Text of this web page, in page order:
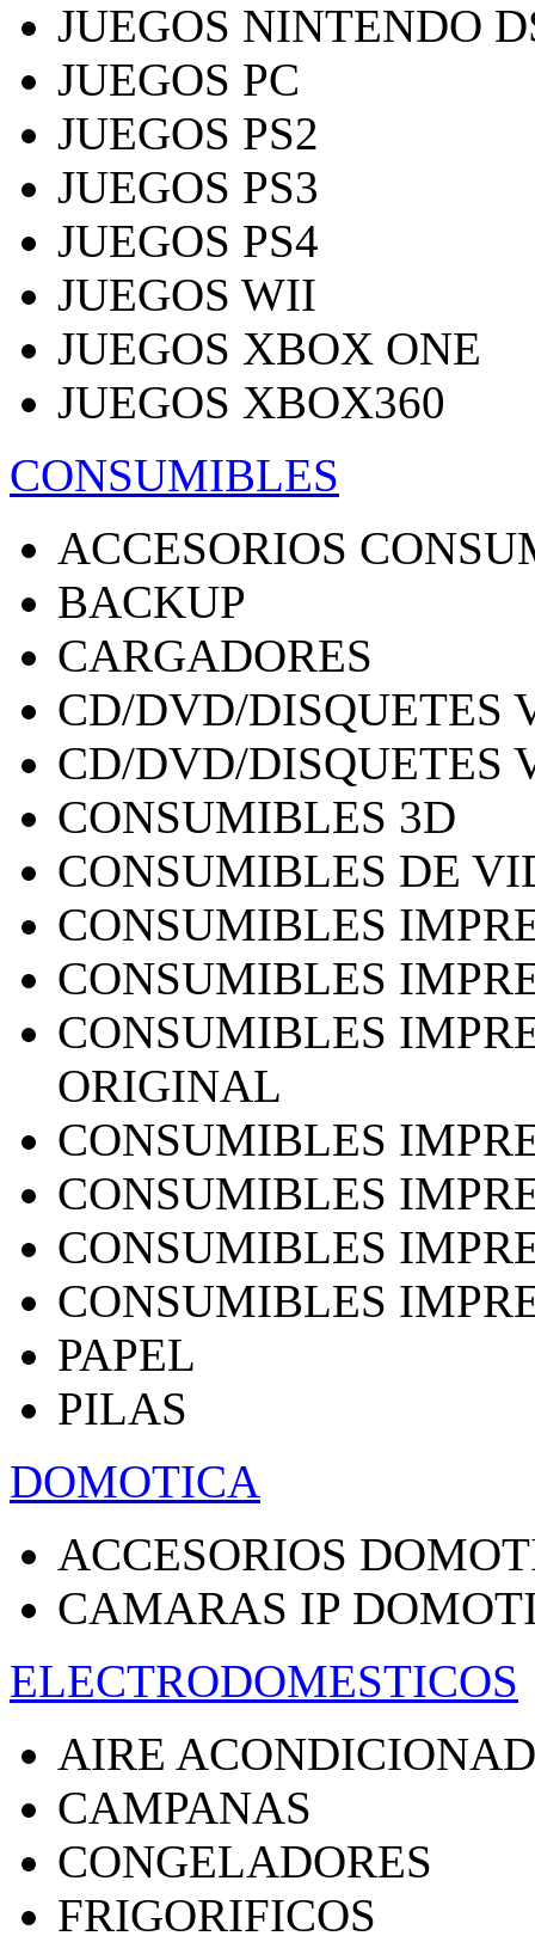
JUEGOS NINTENDO
JUEGOS PC
JUEGOS PS2
JUEGOS PS3
JUEGOS PS4
JUEGOS WII
JUEGOS XBOX ONE
JUEGOS XBOX360
CONSUMIBLES
ACCESORIOS
BACKUP
CARGADORES
CD/DVD/DISQUETES
CD/DVD/DISQUETES
CONSUMIBLES 3D
CONSUMIBLES DE
CONSUMIBLES
CONSUMIBLES
CONSUMIBLES
ORIGINAL
CONSUMIBLES
CONSUMIBLES
CONSUMIBLES
CONSUMIBLES
PAPEL
PILAS
DOMOTICA
ACCESORIOS
CAMARAS IP
ELECTRODOMESTICOS
AIRE
CAMPANAS
CONGELADORES
FRIGORIFICOS